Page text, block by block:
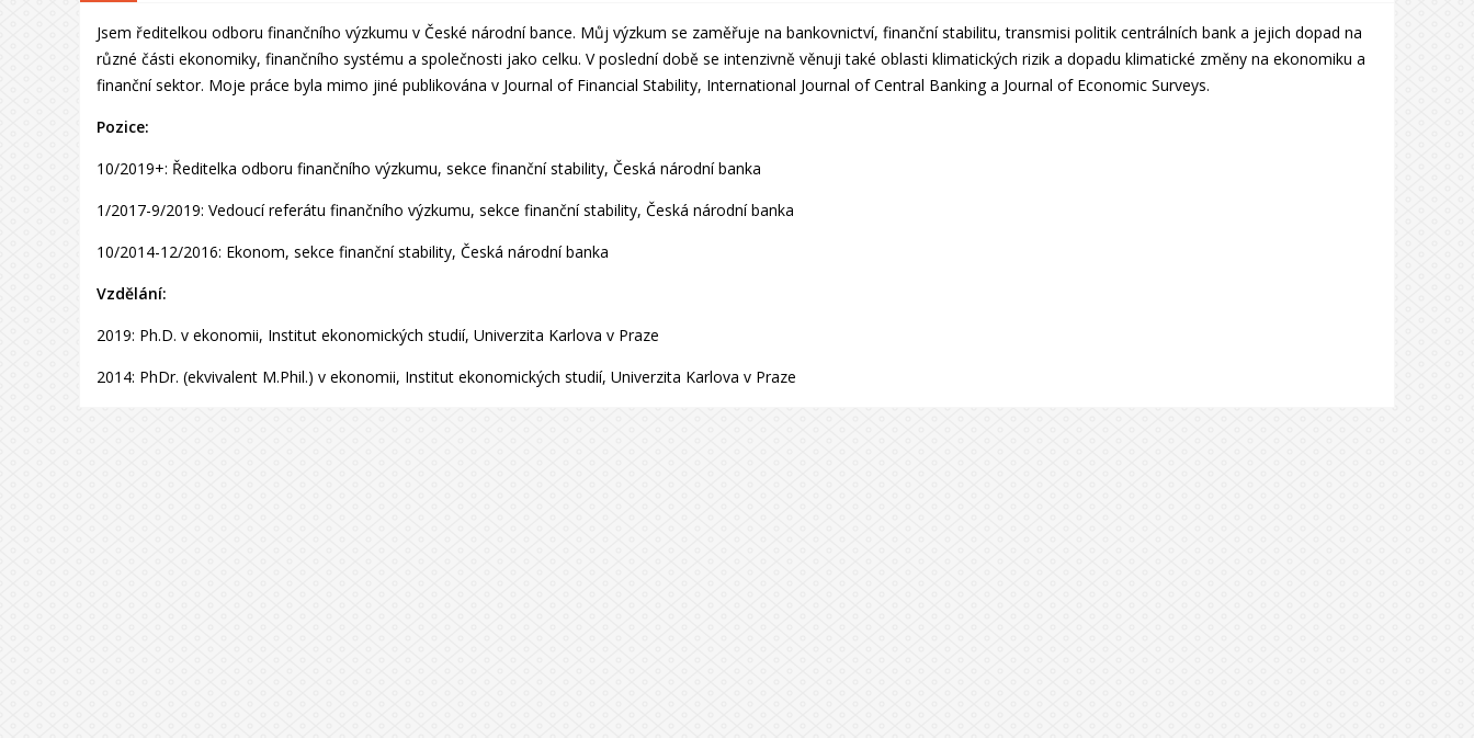
Jsem ředitelkou odboru finančního výzkumu v České národní bance. Můj výzkum se zaměřuje na bankovnictví, finanční stabilitu, transmisi politik centrálních bank a jejich dopad na
různé části ekonomiky, finančního systému a společnosti jako celku. V poslední době se intenzivně věnuji také oblasti klimatických rizik a dopadu klimatické změny na ekonomiku a
finanční sektor. Moje práce byla mimo jiné publikována v Journal of Financial Stability, International Journal of Central Banking a Journal of Economic Surveys.
Pozice:
10/2019+: Ředitelka odboru finančního výzkumu, sekce finanční stability, Česká národní banka
1/2017-9/2019: Vedoucí referátu finančního výzkumu, sekce finanční stability, Česká národní banka
10/2014-12/2016: Ekonom, sekce finanční stability, Česká národní banka
Vzdělání:
2019: Ph.D. v ekonomii, Institut ekonomických studií, Univerzita Karlova v Praze
2014: PhDr. (ekvivalent M.Phil.) v ekonomii, Institut ekonomických studií, Univerzita Karlova v Praze